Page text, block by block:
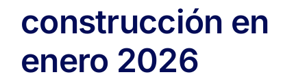
construcción en
enero 2026